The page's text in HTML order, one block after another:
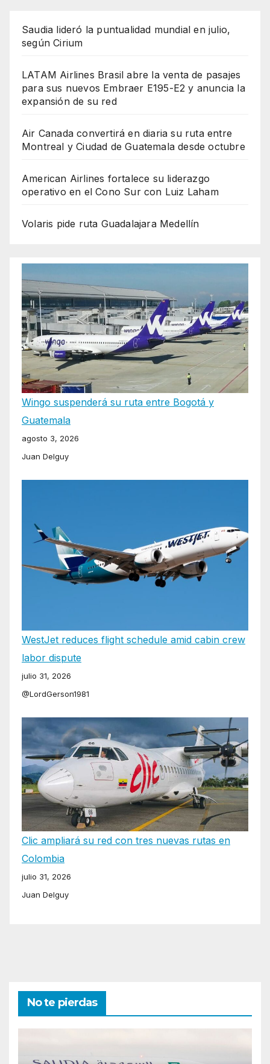
Saudia lideró la puntualidad mundial en julio,
según Cirium
LATAM Airlines Brasil abre la venta de pasajes
para sus nuevos Embraer E195-E2 y anuncia la
expansión de su red
Air Canada convertirá en diaria su ruta entre
Montreal y Ciudad de Guatemala desde octubre
American Airlines fortalece su liderazgo
operativo en el Cono Sur con Luiz Laham
Volaris pide ruta Guadalajara Medellín
Wingo suspenderá su ruta entre Bogotá y
Guatemala
agosto 3, 2026
Juan Delguy
WestJet reduces flight schedule amid cabin crew
labor dispute
julio 31, 2026
@LordGerson1981
Clic ampliará su red con tres nuevas rutas en
Colombia
julio 31, 2026
Juan Delguy
No te pierdas